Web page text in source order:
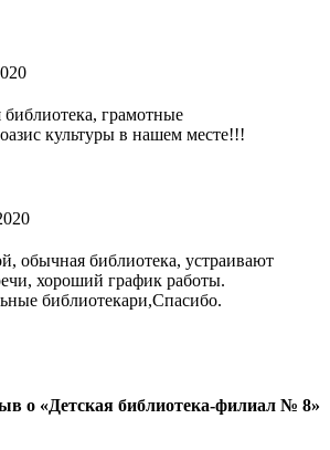
библиотека, грамотные
культуры в нашем месте!!!
обычная библиотека, устраивают
хороший график работы.
библиотекари,Спасибо.
о «Детская библиотека-филиал № 8»